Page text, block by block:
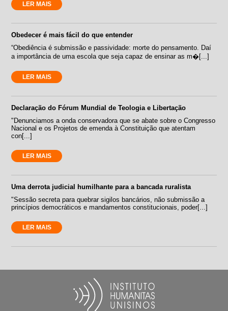
LER MAIS
Obedecer é mais fácil do que entender
“Obediência é submissão e passividade: morte do pensamento. Daí
a importância de uma escola que seja capaz de ensinar as m�[...]
LER MAIS
Declaração do Fórum Mundial de Teologia e Libertação
"Denunciamos a onda conservadora que se abate sobre o Congresso
Nacional e os Projetos de emenda à Constituição que atentam
con[...]
LER MAIS
Uma derrota judicial humilhante para a bancada ruralista
"Sessão secreta para quebrar sigilos bancários, não submissão a
princípios democráticos e mandamentos constitucionais, poder[...]
LER MAIS